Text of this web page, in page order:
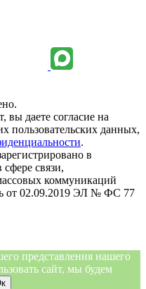
вы даете согласие на
пользовательских данных,
.
в
связи,
коммуникаций
от 02.09.2019 ЭЛ № ФС 77
представления нашего
сайт, мы будем